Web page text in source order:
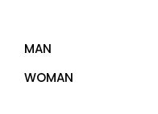
MAN
WOMAN